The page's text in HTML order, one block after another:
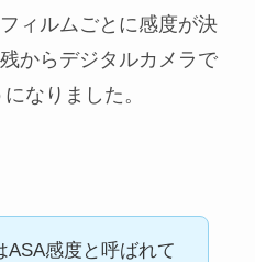
ィルムごとに感度が決
からデジタルカメラで
なりました。
ASA感度と呼ばれて